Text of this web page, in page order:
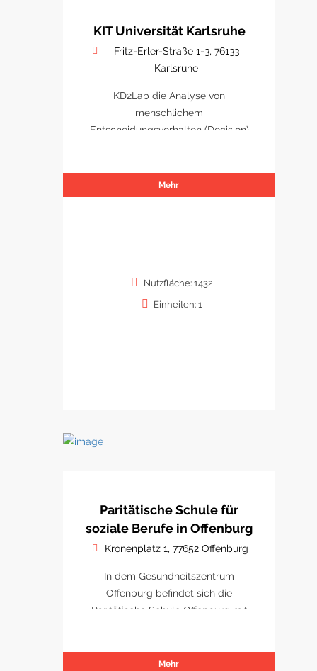
KIT Universität Karlsruhe
Fritz-Erler-Straße 1-3, 76133
Karlsruhe
KD2Lab die Analyse von
menschlichem
Entscheidungsverhalten (Decision)
Mehr
Nutzfläche: 1432
Einheiten: 1
Paritätische Schule für
soziale Berufe in Offenburg
Kronenplatz 1, 77652 Offenburg
In dem Gesundheitszentrum
Offenburg befindet sich die
Paritätische Schule Offenburg mit
Mehr